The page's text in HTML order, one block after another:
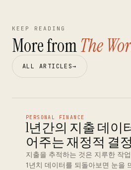
KEEP READING
More fromThe
ALL ARTICLES→
PERSONAL FINANCE
1년간의 지출 데이
어주는 재정적 결정
지출을 추적하는 것은 지루한 작
1년치 데이터를 되돌아보면 눈을